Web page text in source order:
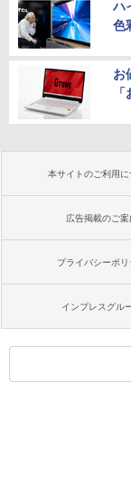
ハ
色
お
本サイトのご利用に
広告掲載のご案
プライバシーポリ
インプレスグル